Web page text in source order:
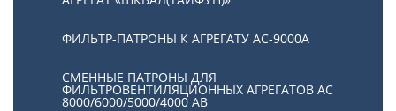
ФИЛЬТР-ПАТРОНЫ К АГРЕГАТУ АС-9000А
СМЕННЫЕ ПАТРОНЫ ДЛЯ
ФИЛЬТРОВЕНТИЛЯЦИОННЫХ АГРЕГАТОВ АС
8000/6000/5000/4000 АВ